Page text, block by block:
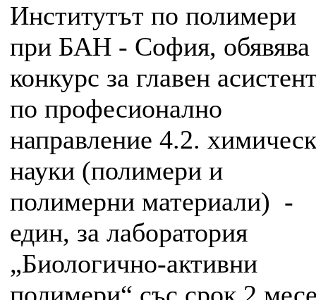
Институтът по полимери
при БАН - София, обявява
конкурс за главен
по професионално
направление 4.2.
науки (полимери и
полимерни материали) -
един, за лаборатория
„Биологично-активни